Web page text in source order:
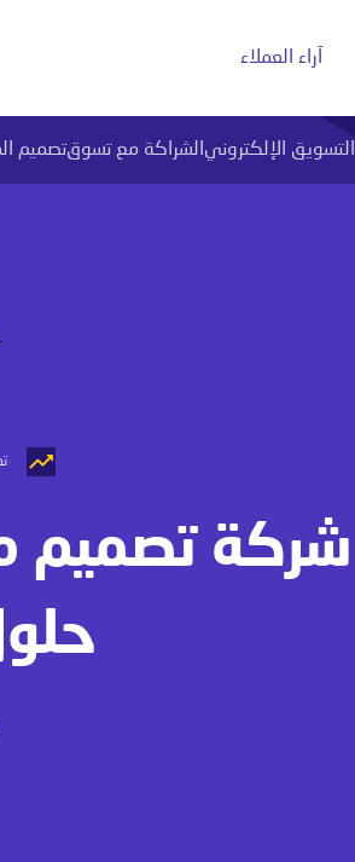
آراء العملاء
التسويق الإلكتروني الشراكة مع تسوقتصميم
شركة تصميم